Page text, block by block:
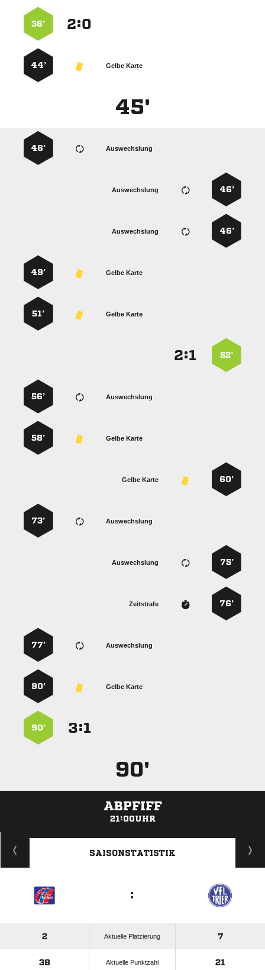
:
36’
Gelbe Karte
44’
45'
Auswechslung
46’
46’
Auswechslung
46’
Auswechslung
Gelbe Karte
49’
Gelbe Karte
51’
52’
:
Auswechslung
56’
Gelbe Karte
58’
60’
Gelbe Karte
Auswechslung
73’
75’
Auswechslung
76’
Zeitstrafe
Auswechslung
77’
Gelbe Karte
90’
:
90’
90'
ABPFIFF
21:00UHR
ANZEIGE
SAISONSTATISTIK
:
2 Aktuelle Platzierung 7
38 Aktuelle Punktzahl 21